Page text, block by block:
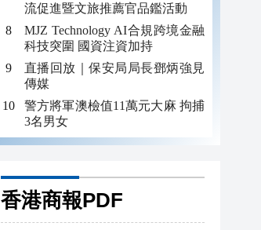
流促進暨文旅推薦官品鑑活動
MJZ Technology AI合規跨境金融
科技突圍 國資注資加持
直播回放｜保安局局長鄧炳強見
傳媒
警方將軍澳檢值11萬元大麻 拘捕
3名男女
香港商報PDF